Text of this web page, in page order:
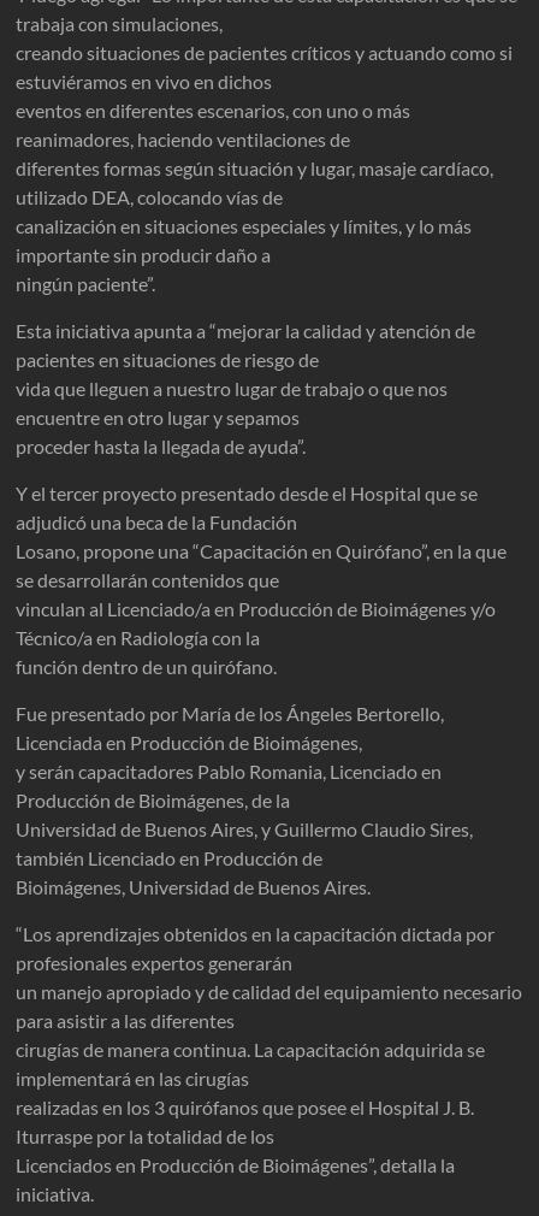
trabaja con simulaciones,
creando situaciones de pacientes críticos y actuando como si
estuviéramos en vivo en dichos
eventos en diferentes escenarios, con uno o más
reanimadores, haciendo ventilaciones de
diferentes formas según situación y lugar, masaje cardíaco,
utilizado DEA, colocando vías de
canalización en situaciones especiales y límites, y lo más
importante sin producir daño a
ningún paciente”.
Esta iniciativa apunta a “mejorar la calidad y atención de
pacientes en situaciones de riesgo de
vida que lleguen a nuestro lugar de trabajo o que nos
encuentre en otro lugar y sepamos
proceder hasta la llegada de ayuda”.
Y el tercer proyecto presentado desde el Hospital que se
adjudicó una beca de la Fundación
Losano, propone una “Capacitación en Quirófano”, en la que
se desarrollarán contenidos que
vinculan al Licenciado/a en Producción de Bioimágenes y/o
Técnico/a en Radiología con la
función dentro de un quirófano.
Fue presentado por María de los Ángeles Bertorello,
Licenciada en Producción de Bioimágenes,
y serán capacitadores Pablo Romania, Licenciado en
Producción de Bioimágenes, de la
Universidad de Buenos Aires, y Guillermo Claudio Sires,
también Licenciado en Producción de
Bioimágenes, Universidad de Buenos Aires.
“Los aprendizajes obtenidos en la capacitación dictada por
profesionales expertos generarán
un manejo apropiado y de calidad del equipamiento necesario
para asistir a las diferentes
cirugías de manera continua. La capacitación adquirida se
implementará en las cirugías
realizadas en los 3 quirófanos que posee el Hospital J. B.
Iturraspe por la totalidad de los
Licenciados en Producción de Bioimágenes”, detalla la
iniciativa.